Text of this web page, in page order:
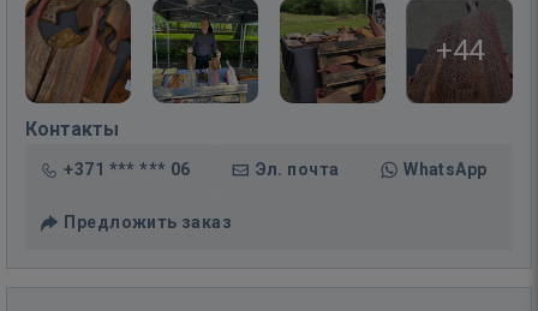
+44
Контакты
+371 *** *** 06 Эл. почта WhatsApp
Предложить заказ